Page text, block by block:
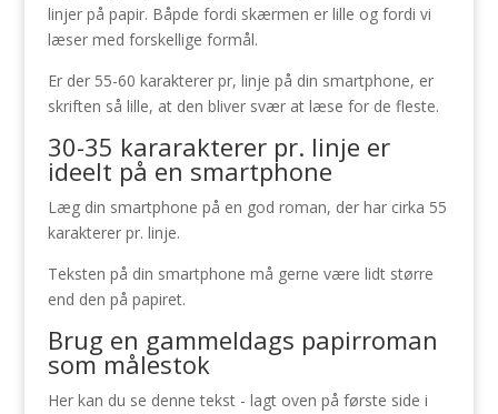
linjer på papir. Båpde fordi skærmen er lille og fordi vi
læser med forskellige formål.
Er der 55-60 karakterer pr, linje på din smartphone, er
skriften så lille, at den bliver svær at læse for de fleste.
30-35 kararakterer pr. linje er
ideelt på en smartphone
Læg din smartphone på en god roman, der har cirka 55
karakterer pr. linje.
Teksten på din smartphone må gerne være lidt større
end den på papiret.
Brug en gammeldags papirroman
som målestok
Her kan du se denne tekst - lagt oven på første side i